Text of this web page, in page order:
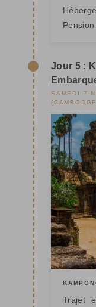
Pension
Jour 5 :
SAMEDI 7
Trajet